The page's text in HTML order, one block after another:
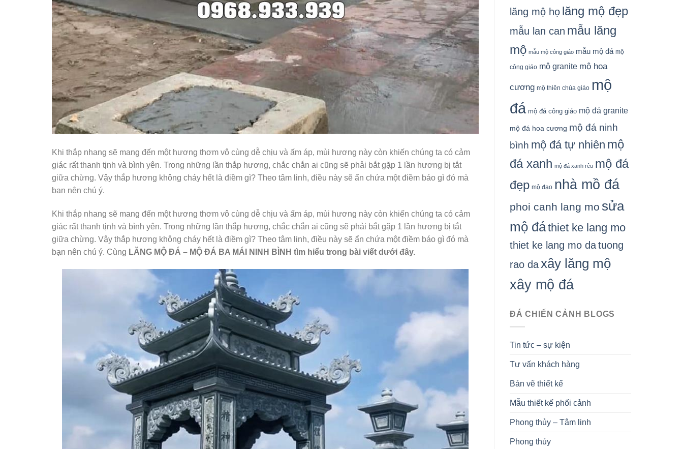
Khi thắp nhang sẽ mang đến một hương thơm vô cùng dễ chịu và ấm áp, mùi hương này còn khiến chúng ta có cảm
giác rất thanh tịnh và bình yên. Trong những lần thắp hương, chắc chắn ai cũng sẽ phải bắt gặp 1 lần hương bị tắt
giữa chừng. Vậy thắp hương không cháy hết là điềm gì? Theo tâm linh, điều này sẽ ẩn chứa một điềm báo gì đó mà
bạn nên chú ý.
Khi thắp nhang sẽ mang đến một hương thơm vô cùng dễ chịu và ấm áp, mùi hương này còn khiến chúng ta có cảm
giác rất thanh tịnh và bình yên. Trong những lần thắp hương, chắc chắn ai cũng sẽ phải bắt gặp 1 lần hương bị tắt
giữa chừng. Vậy thắp hương không cháy hết là điềm gì? Theo tâm linh, điều này sẽ ẩn chứa một điềm báo gì đó mà
bạn nên chú ý. Cùng LĂNG MỘ ĐÁ – MỘ ĐÁ BA MÁI NINH BÌNH tìm hiểu trong bài viết dưới đây.
lăng mộ họ lăng mộ đẹp
mẫu lan can mẫu lăng
mộ mẫu mộ công giáo mẫu mộ đá mộ
công giáo mộ granite mộ hoa
cương mộ thiên chúa giáo mộ
đá mộ đá công giáo mộ đá granite
mộ đá hoa cương mộ đá ninh
bình mộ đá tự nhiên mộ
đá xanh mộ đá xanh rêu mộ đá
đẹp mộ đạo nhà mồ đá
phoi canh lang mo sửa
mộ đáthiet ke lang mo
thiet ke lang mo datuong
rao daxây lăng mộ
xây mộ đá
ĐÁ CHIẾN CẢNH BLOGS
Tin tức – sự kiện
Tư vấn khách hàng
Bản vẽ thiết kế
Mẫu thiết kế phối cảnh
Phong thủy – Tâm linh
Phong thủy